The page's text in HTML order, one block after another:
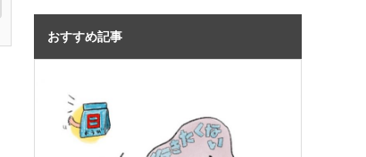
おすすめ記事